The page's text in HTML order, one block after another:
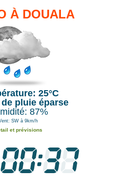
À DOUALA
25°C
pluie éparse
87%
SW à 9km/h
et prévisions